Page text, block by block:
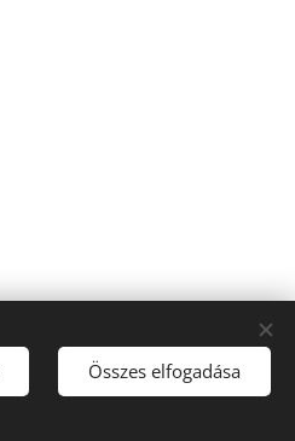
Sütik
Összes elfogadása